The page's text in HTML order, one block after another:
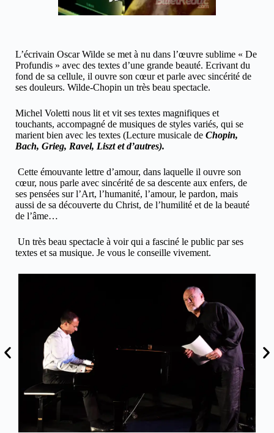
L’écrivain Oscar Wilde se met à nu dans l’œuvre sublime « De
Profundis » avec des textes d’une grande beauté. Ecrivant du
fond de sa cellule, il ouvre son cœur et parle avec sincérité de
ses douleurs. Wilde-Chopin un très beau spectacle.
Michel Voletti nous lit et vit ses textes magnifiques et
touchants, accompagné de musiques de styles variés, qui se
marient bien avec les textes (Lecture musicale de Chopin,
Bach, Grieg, Ravel, Liszt et d’autres).
Cette émouvante lettre d’amour, dans laquelle il ouvre son
cœur, nous parle avec sincérité de sa descente aux enfers, de
ses pensées sur l’Art, l’humanité, l’amour, le pardon, mais
aussi de sa découverte du Christ, de l’humilité et de la beauté
de l’âme…
Un très beau spectacle à voir qui a fasciné le public par ses
textes et sa musique. Je vous le conseille vivement.